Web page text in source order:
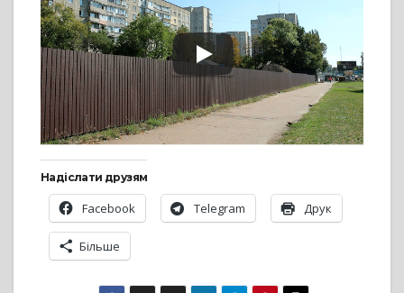
Надіслати друзям
Facebook Telegram Друк
Більше